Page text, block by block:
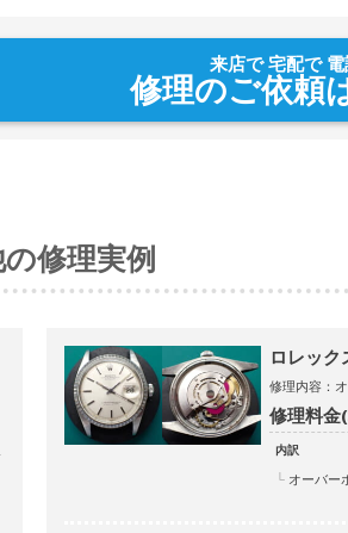
来店で 宅配で
修理のご依頼
修理実例
ロレッ
修理内容：
修理料金
内訳
オーバー